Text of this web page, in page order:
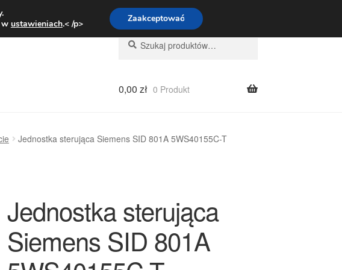
Pn.-pt. 9:00-16:00800 003 167
Szukaj:
Szukaj
0,00 zł 0 Produkt
Jednostka sterująca Siemens SID 801A 5WS40155C-T
Jednostka sterująca
Siemens SID 801A
w ustawieniach.< /p> Zaakceptować